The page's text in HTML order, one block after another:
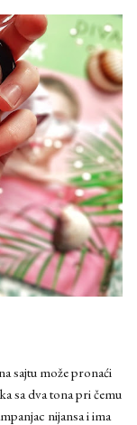
sajtu može pronaći
sa dva tona pri čemu
nijansa i ima